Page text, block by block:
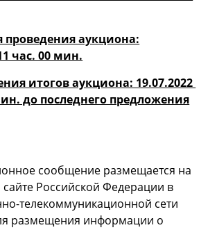
проведения аукциона:
час. 00 мин.
итогов аукциона: 19.07.2022
до последнего предложения
сообщение размещается на
Российской Федерации в
телекоммуникационной сети
размещения информации о